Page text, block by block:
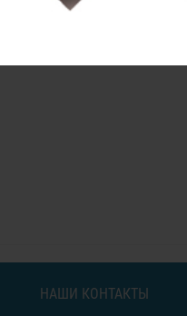
НАШИ КОНТАКТЫ